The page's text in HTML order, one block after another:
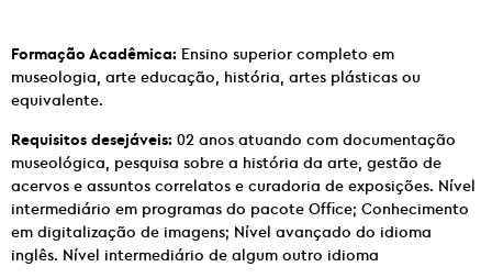
Formação Acadêmica: Ensino superior completo em
museologia, arte educação, história, artes plásticas ou
equivalente.
Requisitos desejáveis: 02 anos atuando com documentação
museológica, pesquisa sobre a história da arte, gestão de
acervos e assuntos correlatos e curadoria de exposições. Nível
intermediário em programas do pacote Office; Conhecimento
em digitalização de imagens; Nível avançado do idioma
inglês. Nível intermediário de algum outro idioma